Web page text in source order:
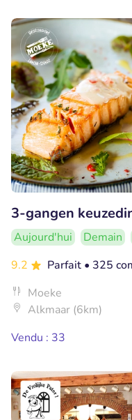
3-gangen
Aujourd'hui Demain
9.2
Parfait • 325
Moeke
Alkmaar (6km)
Vendu : 33